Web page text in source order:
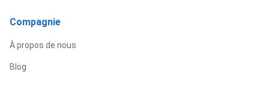
Compagnie
À propos de nous
Blog